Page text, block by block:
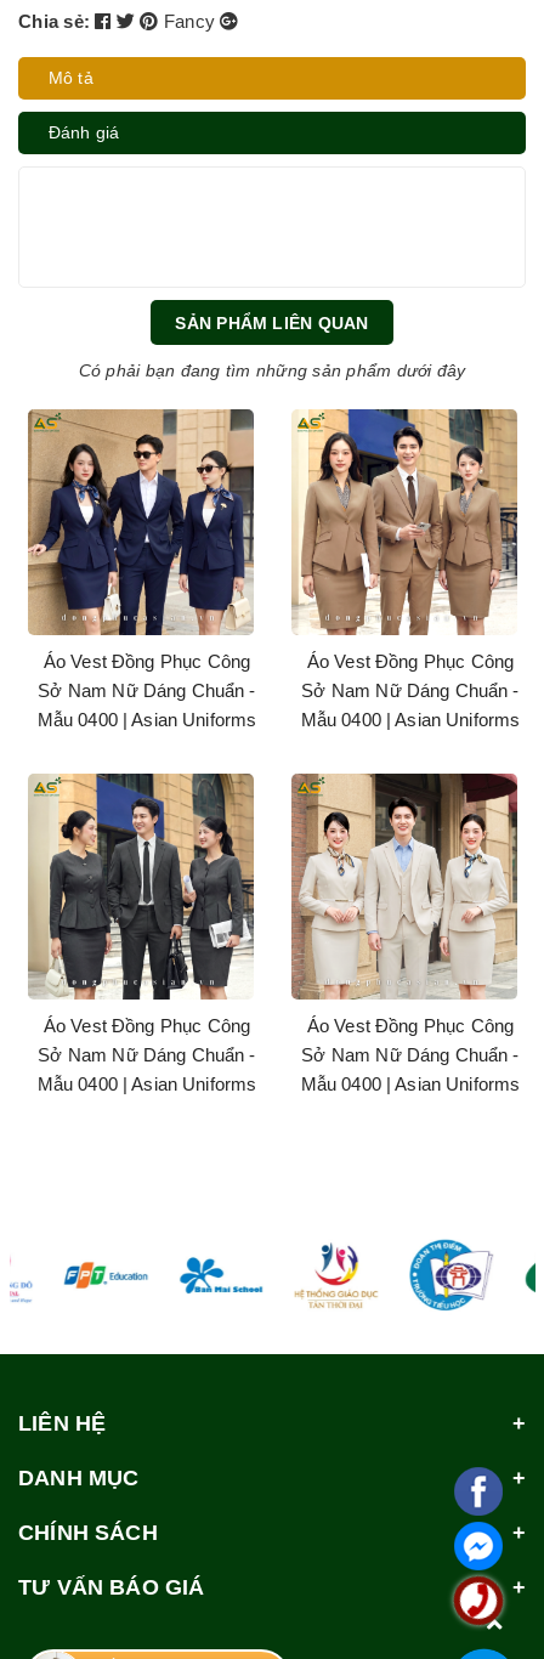
Chia sẻ: Fancy
Mô tả
Đánh giá
SẢN PHẨM LIÊN QUAN
Có phải bạn đang tìm những sản phẩm dưới đây
Áo Vest Đồng Phục Công
Sở Nam Nữ Dáng Chuẩn -
Mẫu 0400 | Asian Uniforms
Áo Vest Đồng Phục Công
Sở Nam Nữ Dáng Chuẩn -
Mẫu 0400 | Asian Uniforms
Áo Vest Đồng Phục Công
Sở Nam Nữ Dáng Chuẩn -
Mẫu 0400 | Asian Uniforms
Áo Vest Đồng Phục Công
Sở Nam Nữ Dáng Chuẩn -
Mẫu 0400 | Asian Uniforms
LIÊN HỆ
DANH MỤC
CHÍNH SÁCH
TƯ VẤN BÁO GIÁ